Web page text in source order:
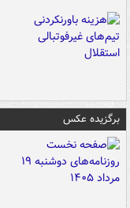
برگزیده عکس